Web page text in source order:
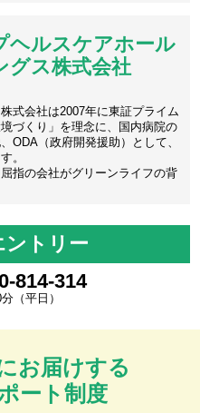
ヘルスケアホール
グス株式会社
式会社は2007年に東証プライム
づくり」を理念に、国内病院の
ODA（政府開発援助）として、
。
指の会社がグリーンライフの背
ントリー
814-314
（平日）
お届けする
ート制度